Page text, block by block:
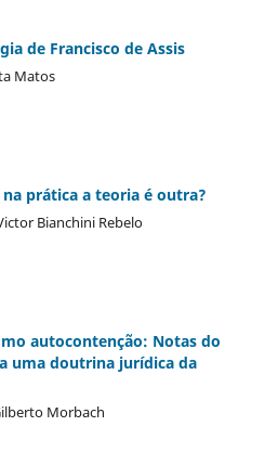
de Francisco de Assis
Matos
prática a teoria é outra?
Bianchini Rebelo
autocontenção: Notas do
uma doutrina jurídica da
Morbach